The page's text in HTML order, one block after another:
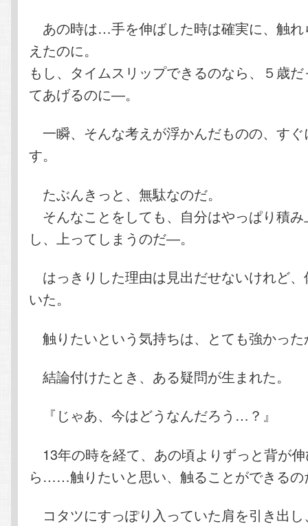
あの時は…手を伸ばした時は確実に、触れ
えたのに。
もし、タイムスリップできるのなら、５歳
てあげるのに―。
一瞬、そんな考えが浮かんだものの、す
す。
たぶんきっと、無駄なのだ。
そんなことをしても、自分はやっぱり積
し、上ってしまうのだ―。
はっきりした理由は見出だせないけれど
いた。
触りたいという気持ちは、とても強かっ
結論付けたとき、ある疑問が生まれた。
『じゃあ、今はどうなんだろう…？』
13年の時を経て、あの頃よりずっと背が
ら……触りたいと思い、触ることができるの
コタツにすっぽり入っていた肩を引き出